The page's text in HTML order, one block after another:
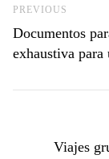
Previous Post
PREVIOUS
Documentos
exhaustiva para
Viajes